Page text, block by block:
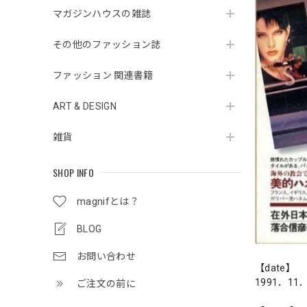
マガジンハウスの雑誌
その他のファッション誌
ファッション 関連書籍
ART & DESIGN
雑貨
SHOP INFO
magnifとは？
BLOG
お問い合わせ
ご注文の前に
【date】
1991．11